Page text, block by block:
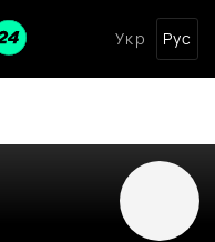
Укр Рус